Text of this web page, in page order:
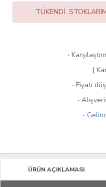
TÜKENDİ.
·
(
· Fiyatı
·
·
ÜRÜN AÇIKLAMASI